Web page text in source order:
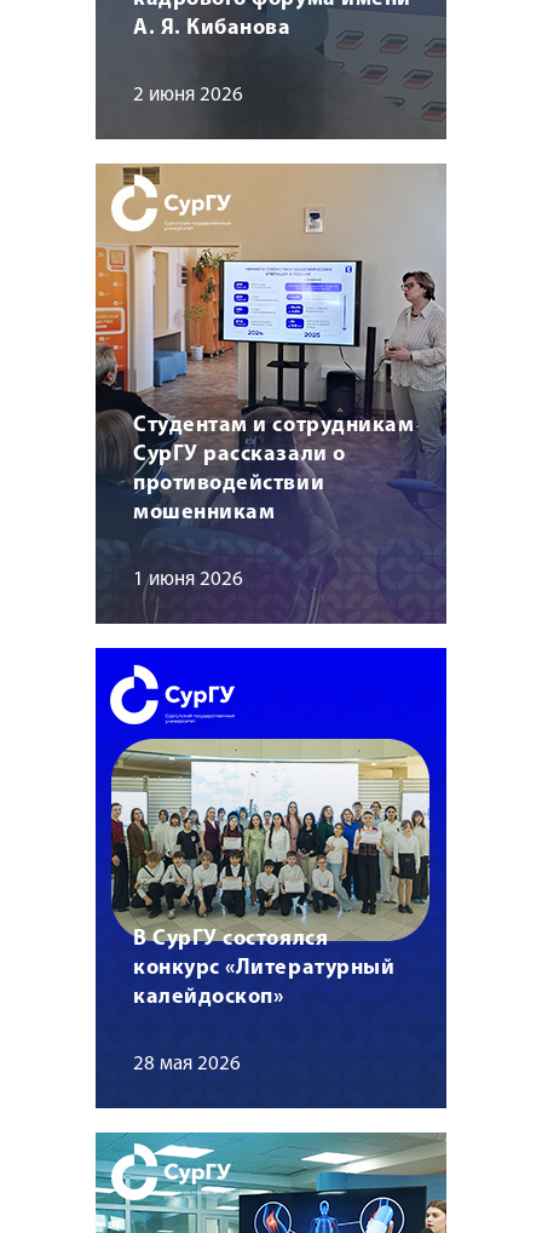
А. Я. Кибанова
2 июня 2026
Студентам и сотрудникам
СурГУ рассказали о
противодействии
мошенникам
1 июня 2026
В СурГУ состоялся
конкурс «Литературный
калейдоскоп»
28 мая 2026